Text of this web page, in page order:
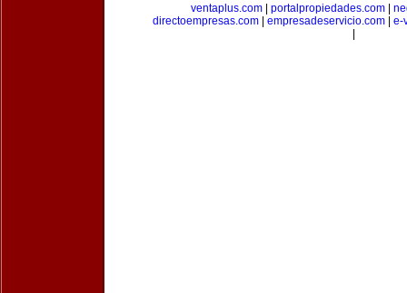
ventaplus.com
portalpropiedades.com
directoempresas.com
empresadeservicio.com
e-